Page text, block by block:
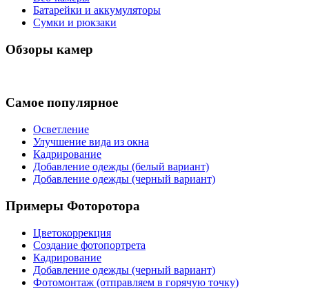
Батарейки и аккумуляторы
Сумки и рюкзаки
Обзоры камер
Самое популярное
Осветление
Улучшение вида из окна
Кадрирование
Добавление одежды (белый вариант)
Добавление одежды (черный вариант)
Примеры Фоторотора
Цветокоррекция
Создание фотопортрета
Кадрирование
Добавление одежды (черный вариант)
Фотомонтаж (отправляем в горячую точку)